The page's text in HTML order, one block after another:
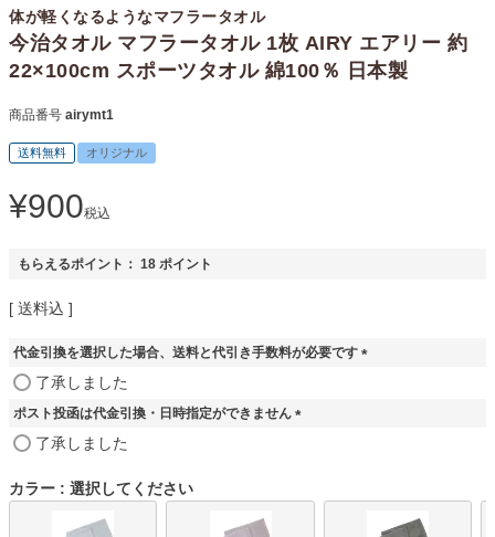
体が軽くなるようなマフラータオル
今治タオル マフラータオル 1枚 AIRY エアリー 約
22×100cm スポーツタオル 綿100％ 日本製
商品番号 airymt1
送料無料 オリジナル
¥900税込
もらえるポイント： 18 ポイント
送料込
代金引換を選択した場合、送料と代引き手数料が必要です
了承しました
ポスト投函は代金引換・日時指定ができません
)
了承しました
カラー 選択してください